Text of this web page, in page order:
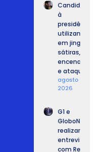
Candidatos
à
presidência
utilizam IA
em jingles,
sátiras,
encenações
e ataques.
agosto 7,
2026
G1 e
GloboNews
realizam
entrevista
com Renan